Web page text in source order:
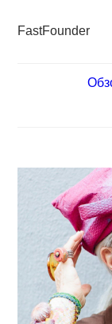
FastFounder